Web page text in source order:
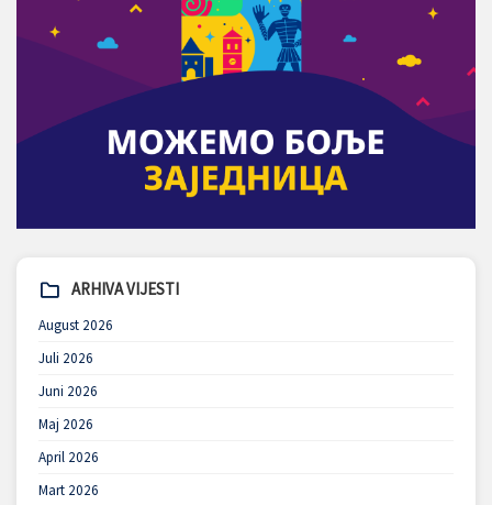
ARHIVA VIJESTI
August 2026
Juli 2026
Juni 2026
Maj 2026
April 2026
Mart 2026